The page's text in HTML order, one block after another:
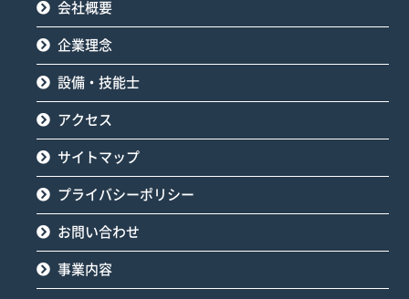
会社概要
企業理念
設備・技能士
アクセス
サイトマップ
プライバシーポリシー
お問い合わせ
事業内容